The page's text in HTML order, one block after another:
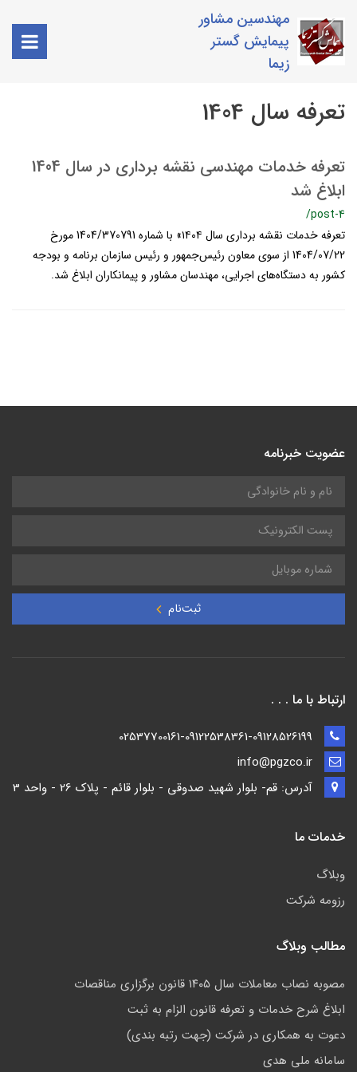
مهندسین مشاور
پیمایش گستر
زیما
تعرفه سال 1404
تعرفه خدمات مهندسی نقشه برداری در سال 1404
ابلاغ شد
/post-4
تعرفه خدمات نقشه برداري سال ۱۴۰۴» با شماره 1404/370791 مورخ
1404/07/22 از سوي معاون رئيس‌جمهور و رئيس سازمان برنامه و بودجه
كشور به دستگاه‌هاي اجرايي، مهندسان مشاور و پيمانكاران ابلاغ شد.
عضویت خبرنامه
ثبت‌نام
ارتباط با ما . . .
آدرس: قم- بلوار شهید صدوقی - بلوار قائم - پلاک 26 - واحد 3
خدمات ما
وبلاگ
رزومه شرکت
مطالب وبلاگ
مصوبه نصاب معاملات سال ۱۴۰۵ قانون برگزاری مناقصات
ابلاغ شرح خدمات و تعرفه قانون الزام به ثبت
دعوت به همکاری در شرکت (جهت رتبه بندی)
سامانه ملی هدی